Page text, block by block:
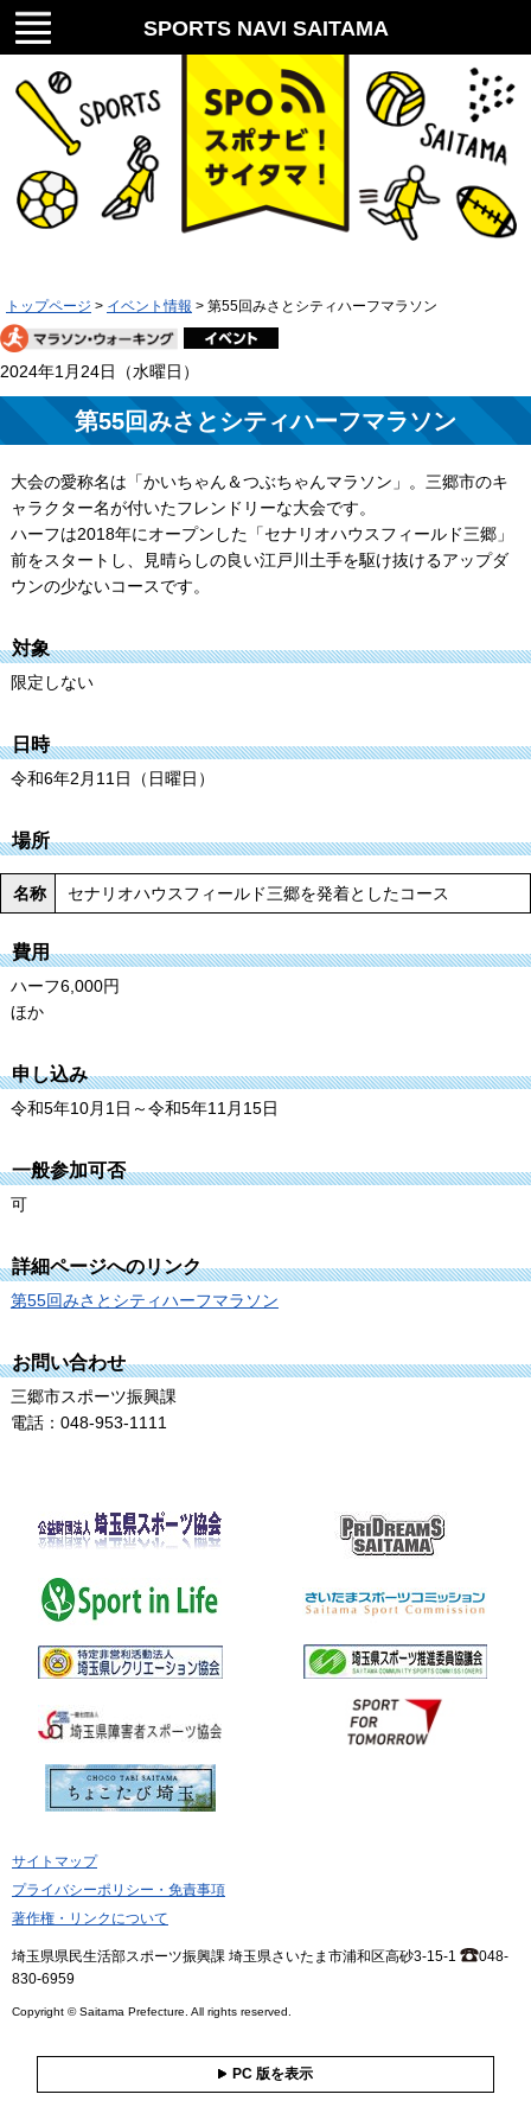
スポナビ！サイタマ！
メニ
ュー
SPORTS NAVI SAITAMA
トップページ > イベント情報 > 第55回みさとシティハーフマラソン
2024年1月24日（水曜日）
第55回みさとシティハーフマラソン
大会の愛称名は「かいちゃん＆つぶちゃんマラソン」。三郷市のキ
ャラクター名が付いたフレンドリーな大会です。
ハーフは2018年にオープンした「セナリオハウスフィールド三郷」
前をスタートし、見晴らしの良い江戸川土手を駆け抜けるアップダ
ウンの少ないコースです。
対象
限定しない
日時
令和6年2月11日（日曜日）
場所
名称 セナリオハウスフィールド三郷を発着としたコース
費用
ハーフ6,000円
ほか
申し込み
令和5年10月1日～令和5年11月15日
一般参加可否
可
詳細ページへのリンク
第55回みさとシティハーフマラソン
お問い合わせ
三郷市スポーツ振興課
電話：048-953-1111
サイトマップ
プライバシーポリシー・免責事項
著作権・リンクについて
埼玉県県民生活部スポーツ振興課 埼玉県さいたま市浦和区高砂3-15-1
048-
830-6959
Copyright © Saitama Prefecture. All rights reserved.
PC 版を表示